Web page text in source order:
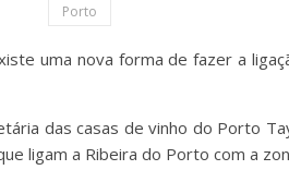
Porto
uma nova forma de fazer a
das casas de vinho do Porto
ligam a Ribeira do Porto com a